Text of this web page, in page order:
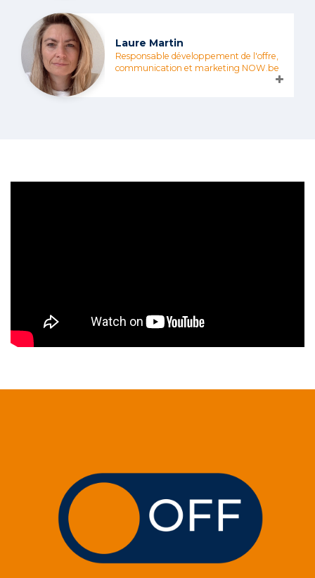
Laure Martin
Responsable développement de l'offre,
communication et marketing NOW.be